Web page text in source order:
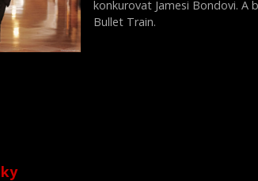
konkurovat Jamesi Bondovi. A
Bullet Train.